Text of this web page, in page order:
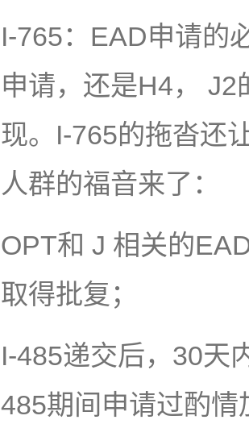
I-765：EAD申请的
申请，还是H4，
现。I-765的拖沓还
人群的福音来了：
OPT和 J 相关的
取得批复；
I-485递交后，30天
485期间申请过酌